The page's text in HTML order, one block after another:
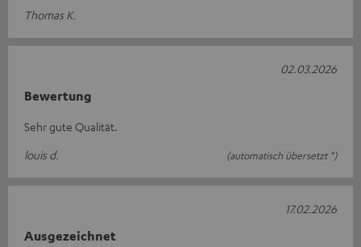
Thomas K.
Bewertung
Sehr gute Qualität.
louis d.
(automatisch übersetzt *)
02.03.2026
Ausgezeichnet
17.02.2026